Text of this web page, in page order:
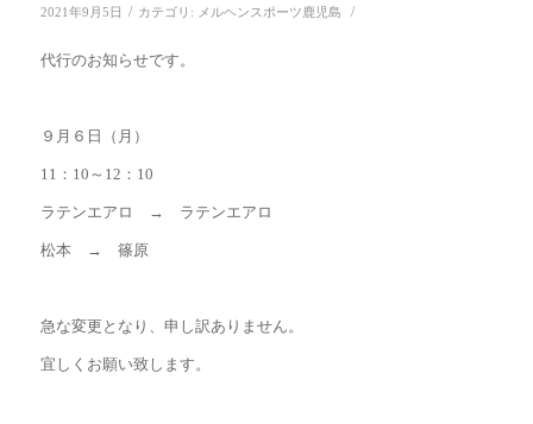
2021年9月5日 / カテゴリ: メルヘンスポーツ鹿児島 /
代行のお知らせです。
９月６日（月）
11：10～12：10
ラテンエアロ → ラテンエアロ
松本 → 篠原
急な変更となり、申し訳ありません。
宜しくお願い致します。